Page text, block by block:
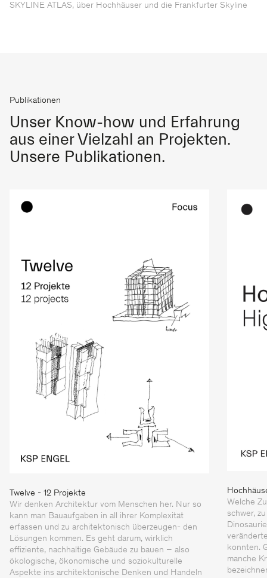
SKYLINE ATLAS, über Hochhäuser und die Frankfurter Skyline
Publikationen
Unser Know-how und Erfahrung
aus einer Vielzahl an Projekten.
Unsere Publikationen.
Twelve - 12 Projekte
Wir denken Architektur vom Menschen her. Nur so
kann man Bauaufgaben in all ihrer Komplexität
erfassen und zu architektonisch überzeugen- den
Lösungen kommen. Es geht darum, wirklich
effiziente, nachhaltige Gebäude zu bauen – also
ökologische, ökonomische und soziokulturelle
Aspekte ins architektonische Denken und Handeln
Welche
schwer,
konnten.
manche